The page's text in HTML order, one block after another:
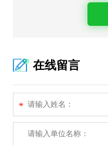
在线留言
*